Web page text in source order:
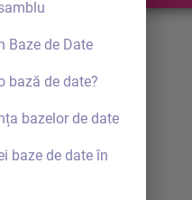
Baze de Date
bază de date?
bazelor de date
baze de date în